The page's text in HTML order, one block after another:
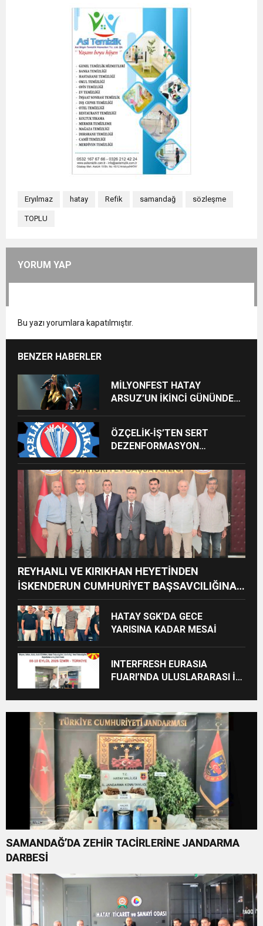
Eryılmaz hatay Refik samandağ sözleşme
TOPLU
YORUM YAP
Bu yazı yorumlara kapatılmıştır.
BENZER HABERLER
MİLYONFEST HATAY
ARSUZ’UN İKİNCİ GÜNÜNDE
ÖZÇELİK-İŞ’TEN SERT
DEZENFORMASYON
CEZAİ SÜREÇ BAŞLATILDI”
REYHANLI VE KIRIKHAN HEYETİNDEN
İSKENDERUN CUMHURİYET BAŞSAVCILIĞINA
ZİYARET
HATAY SGK’DA GECE
YARISINA KADAR MESAİ
INTERFRESH EURASIA
FUARI’NDA ULUSLARARASI İŞ
BAŞLADI
SAMANDAĞ’DA ZEHİR TACİRLERİNE JANDARMA
DARBESİ